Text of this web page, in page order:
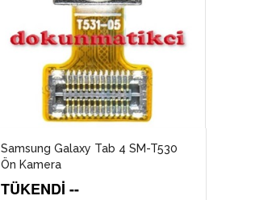
Samsung Galaxy Tab 4 SM-T530
Ön Kamera
TÜKENDİ --